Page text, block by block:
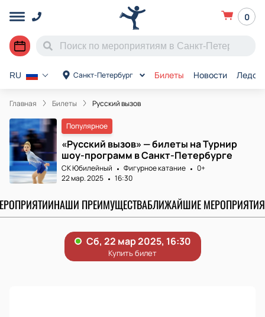
0
Санкт-Петербург Билеты Новости
RU
Главная Билеты Русский вызов
Популярное
«Русский вызов» — билеты на Турнир
шоу-программ в Санкт-Петербурге
СК Юбилейный Фигурное катание
0+
22 мар. 2025
16:30
НАШИ ПРЕИМУЩЕСТВАБЛИЖАЙШИЕ МЕРОПРИЯТИЯ